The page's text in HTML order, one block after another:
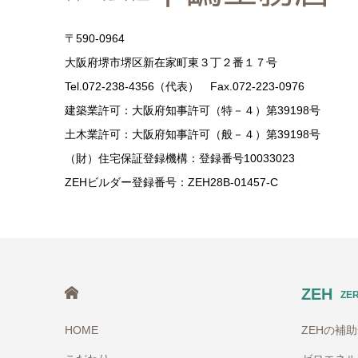
〒590-0964
大阪府堺市堺区新在家町東３丁２番１７号
Tel.072-238-4356（代表） Fax.072-223-0976
建築業許可：大阪府知事許可（特－４）第39198号
土木業許可：大阪府知事許可（般－４）第39198号
（財）住宅保証登録機構：登録番号10033023
ZEHビルダー登録番号：ZEH28B-01457-C
HOME
ZEH
ZEHの補